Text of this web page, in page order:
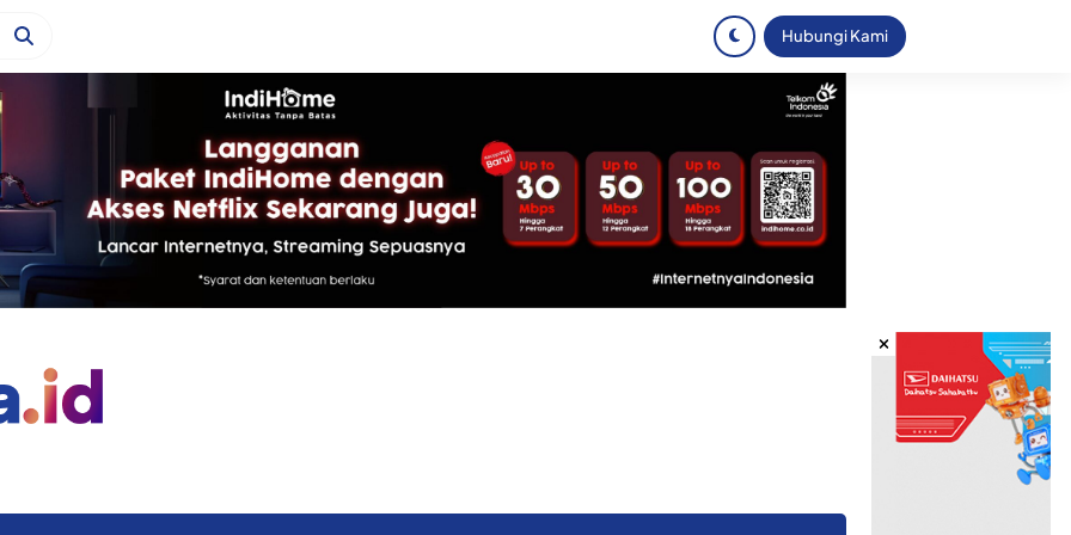
Hubungi Kami